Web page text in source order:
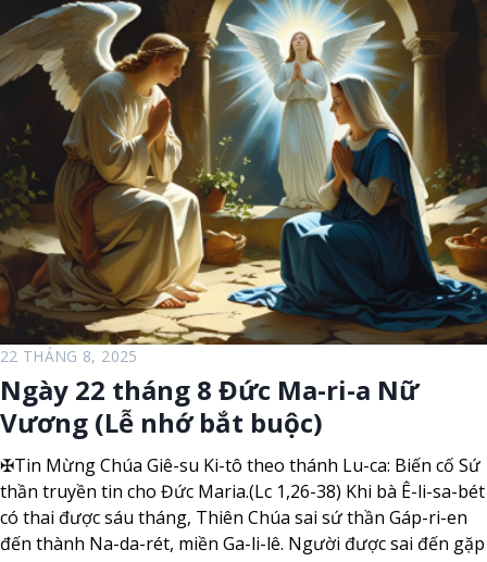
a
T
h
ư
ờ
n
g
N
ê
n
ả
y
N
g
à
y
2
3
T
h
á
n
g
8
u
ầ
n
X
X
22 THÁNG 8, 2025
Ngày 22 tháng 8 Đức Ma-ri-a Nữ
Vương (Lễ nhớ bắt buộc)
✠Tin Mừng Chúa Giê-su Ki-tô theo thánh Lu-ca: Biến cố Sứ
thần truyền tin cho Đức Maria.(Lc 1,26-38) Khi bà Ê-li-sa-bét
có thai được sáu tháng, Thiên Chúa sai sứ thần Gáp-ri-en
đến thành Na-da-rét, miền Ga-li-lê. Người được sai đến gặp